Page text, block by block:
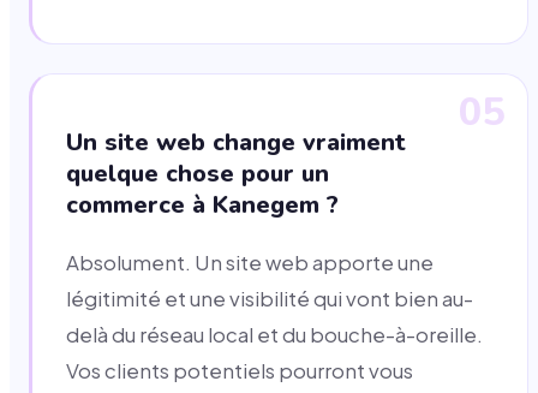
05
Un site web change vraiment
quelque chose pour un
commerce à Kanegem ?
Absolument. Un site web apporte une
légitimité et une visibilité qui vont bien au-
delà du réseau local et du bouche-à-oreille.
Vos clients potentiels pourront vous